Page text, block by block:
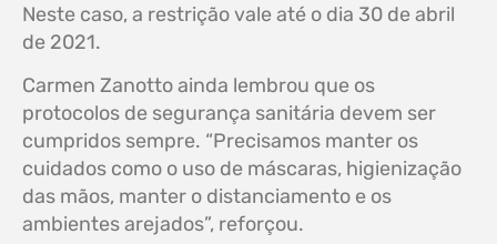
Neste caso, a restrição vale até o dia 30 de abril
de 2021.
Carmen Zanotto ainda lembrou que os
protocolos de segurança sanitária devem ser
cumpridos sempre. “Precisamos manter os
cuidados como o uso de máscaras, higienização
das mãos, manter o distanciamento e os
ambientes arejados”, reforçou.